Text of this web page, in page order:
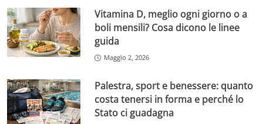
Vitamina D, meglio ogni giorno o a
boli mensili? Cosa dicono le linee
guida
Maggio 2, 2026
Palestra, sport e benessere: quanto
costa tenersi in forma e perché lo
Stato ci guadagna